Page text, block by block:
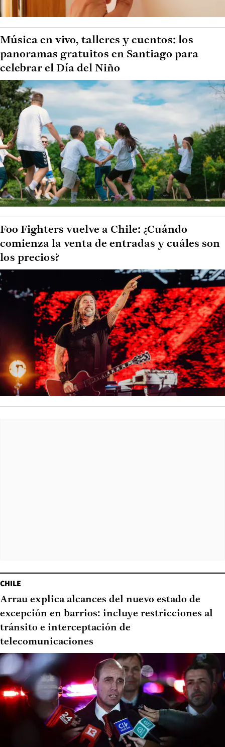
Música en vivo, talleres y cuentos: los
panoramas gratuitos en Santiago para
celebrar el Día del Niño
Foo Fighters vuelve a Chile: ¿Cuándo
comienza la venta de entradas y cuáles son
los precios?
CHILE
Arrau explica alcances del nuevo estado de
excepción en barrios: incluye restricciones al
tránsito e interceptación de
telecomunicaciones